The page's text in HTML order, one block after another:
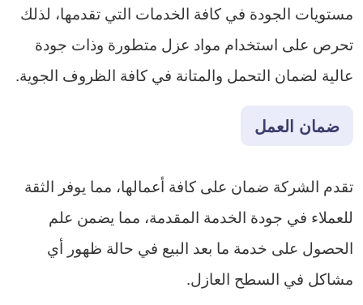
مستويات الجودة في كافة الخدمات التي تقدمها، لذلك
تحرص على استخدام مواد عزل متطورة وذات جودة
عالية لضمان التحمل والمتانة في كافة الظروف الجوية.
ضمان العمل
تقدم الشركة ضمان على كافة أعمالها، مما يوفر الثقة
للعملاء في جودة الخدمة المقدمة، مما يضمن علم
الحصول على خدمة ما بعد البيع في حالة ظهور أي
مشاكل في السطح العازل.